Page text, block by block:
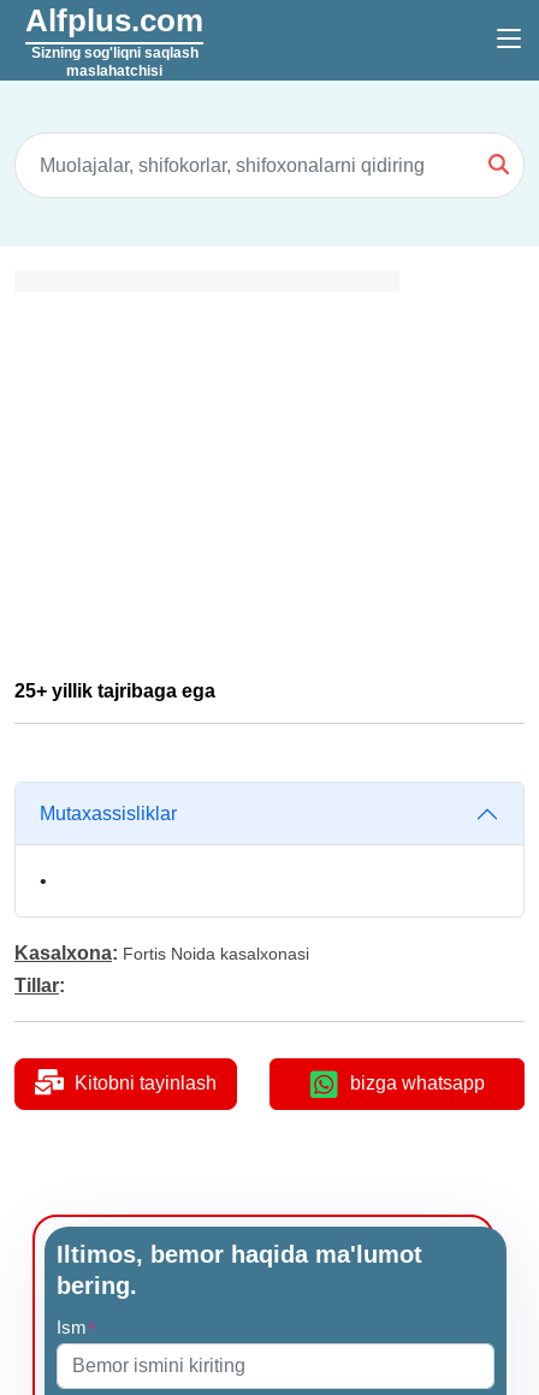
Alfplus.com
Sizning sog'liqni saqlash
maslahatchisi
25+ yillik tajribaga ega
Mutaxassisliklar
•
Kasalxona: Fortis Noida kasalxonasi
Tillar:
Kitobni tayinlash bizga whatsapp
Iltimos, bemor haqida ma'lumot
bering.
Ism*